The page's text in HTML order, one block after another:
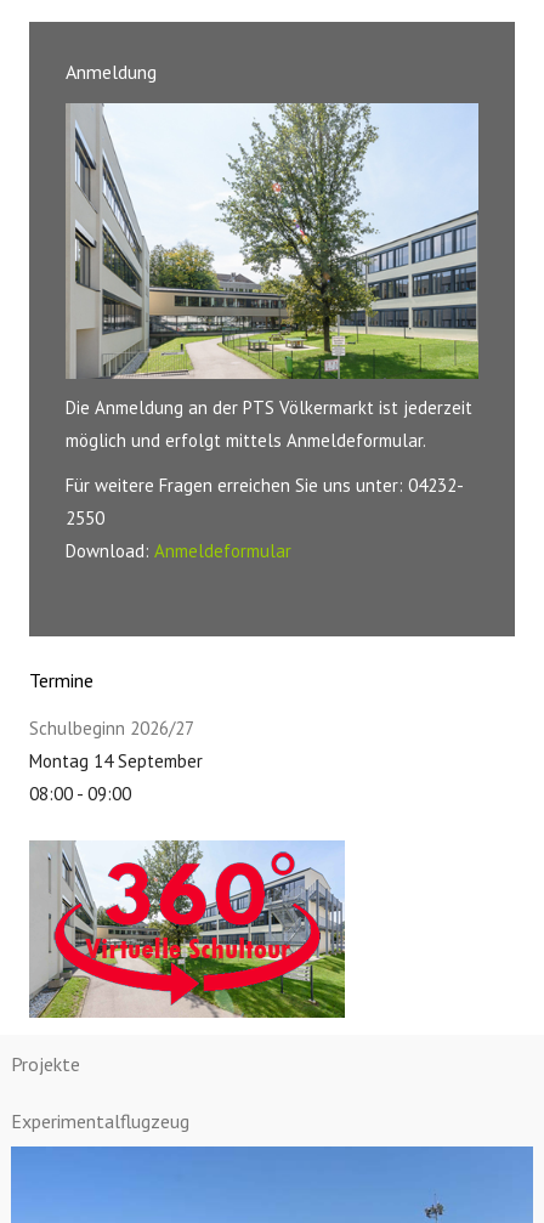
Anmeldung
Die Anmeldung an der PTS Völkermarkt ist jederzeit
möglich und erfolgt mittels Anmeldeformular.
Für weitere Fragen erreichen Sie uns unter: 04232-
2550
Download: Anmeldeformular
Termine
Schulbeginn 2026/27
Montag 14 September
08:00 - 09:00
Projekte
Experimentalflugzeug